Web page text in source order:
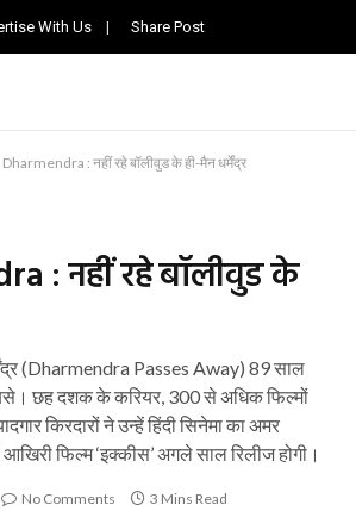
With Us | Share Post
Dharmendra : नहीं रहे बॉलीवुड के ही-मैन धर्मेंद्र
: नहीं रहे बॉलीवुड के
(Dharmendra Passes Away) 89 साल
छह दशक के करियर, 300 से अधिक फिल्मों
किरदारों ने उन्हें हिंदी सिनेमा का अमर
फिल्म ‘इक्कीस’ अगले साल रिलीज होगी।
No Comments 3 Mins Read